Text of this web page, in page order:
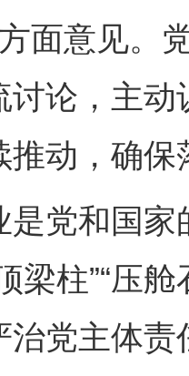
面意见。
讨论，主
推动，确保
和国家
梁柱”“压
治党主体